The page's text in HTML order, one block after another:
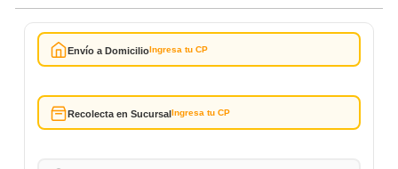
Envío a DomicilioIngresa tu CP
Recolecta en SucursalIngresa tu CP